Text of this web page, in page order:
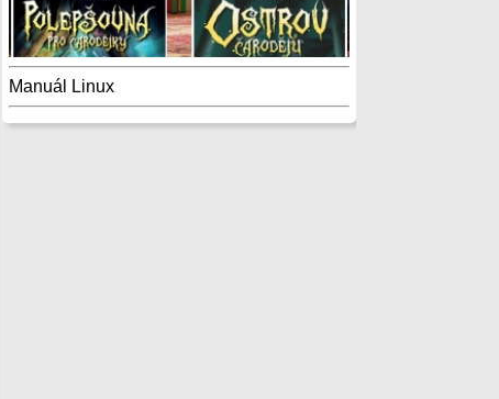
Manuál Linux